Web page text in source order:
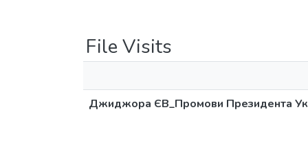
File Visits
Джиджора ЄВ_Промови Президента